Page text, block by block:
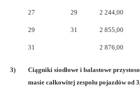
27 29 2 244,00
29 31 2 855,00
31 2 876,00
3)
Ciągniki siodłowe i balastowe
masie całkowitej zespołu pojazdów od